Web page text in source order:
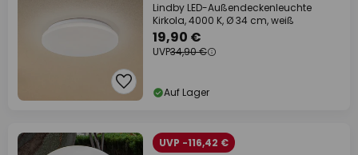
Lindby LED-Außendeckenleuchte
Kirkola, 4000 K, Ø 34 cm, weiß
19,90 €
UVP34,90 €
Auf Lager
UVP -116,42 €